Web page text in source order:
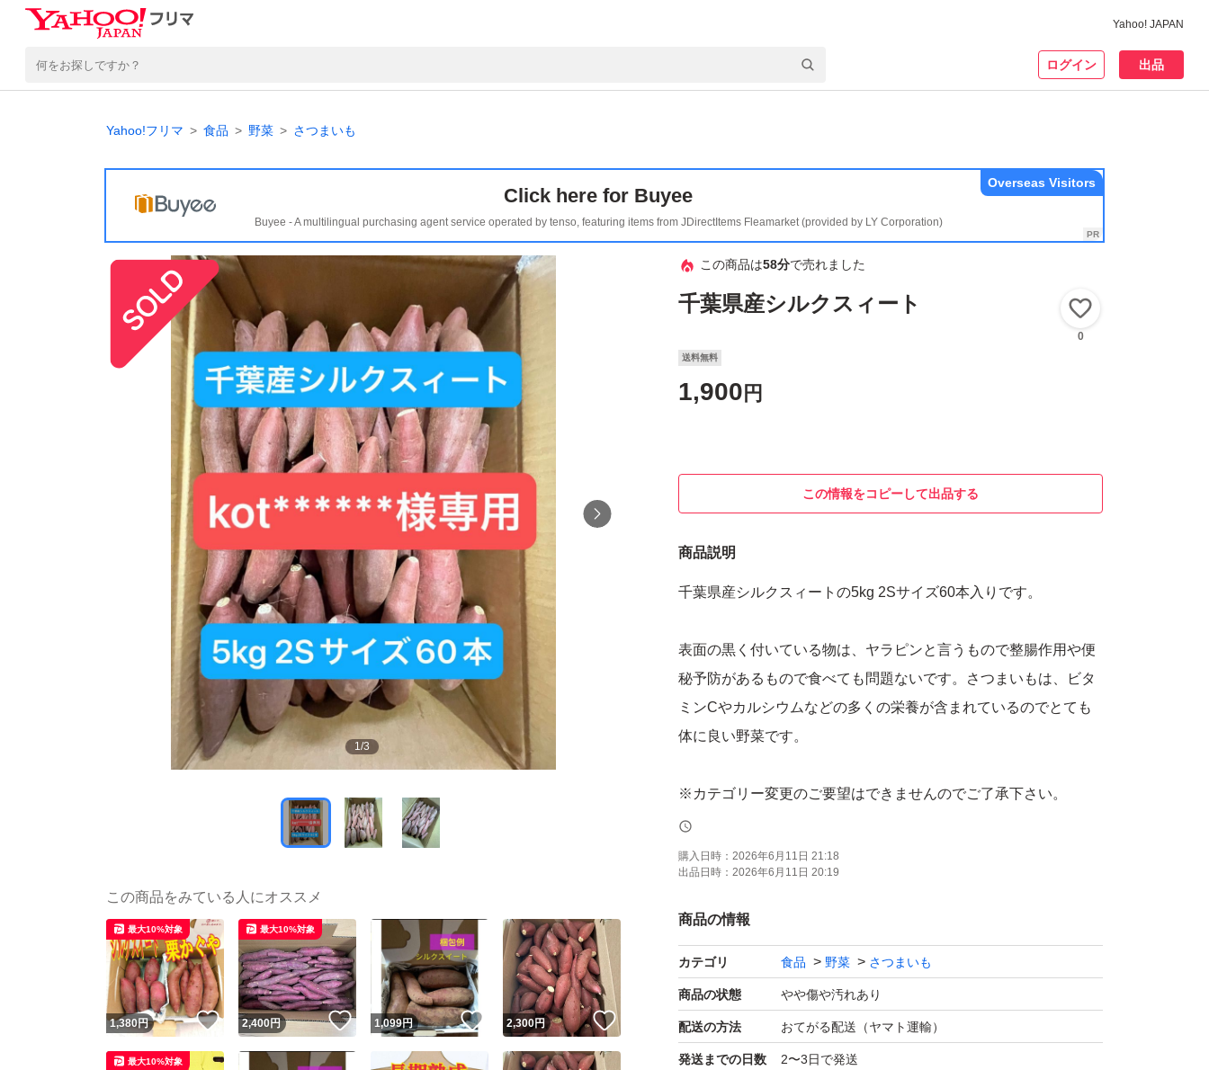
Yahoo! JAPAN
ログイン 出品
Yahoo!フリマ 食品 野菜 さつまいも
Click here for Buyee
Buyee - A multilingual purchasing agent service operated by tenso, featuring items from JDirectItems Fleamarket (provided by LY Corporation)
Overseas Visitors
1/3
この商品は58分で売れました
千葉県産シルクスィート
0
送料無料
1,900 円
この情報をコピーして出品する
商品説明
千葉県産シルクスィートの5kg 2Sサイズ60本入りです。
表面の黒く付いている物は、ヤラピンと言うもので整腸作用や便
秘予防があるもので食べても問題ないです。さつまいもは、ビタ
ミンCやカルシウムなどの多くの栄養が含まれているのでとても
体に良い野菜です。
※カテゴリー変更のご要望はできませんのでご了承下さい。
購入日時： 2026年6月11日 21:18
出品日時： 2026年6月11日 20:19
商品の情報
カテゴリ 食品 野菜 さつまいも
商品の状態 やや傷や汚れあり
配送の方法 おてがる配送（ヤマト運輸）
発送までの日数 2〜3日で発送
この商品をみている人にオススメ
1,380円 いいね！
最大10%対象
2,400円 いいね！
最大10%対象
1,099円 いいね！
2,300円 いいね！
最大10%対象